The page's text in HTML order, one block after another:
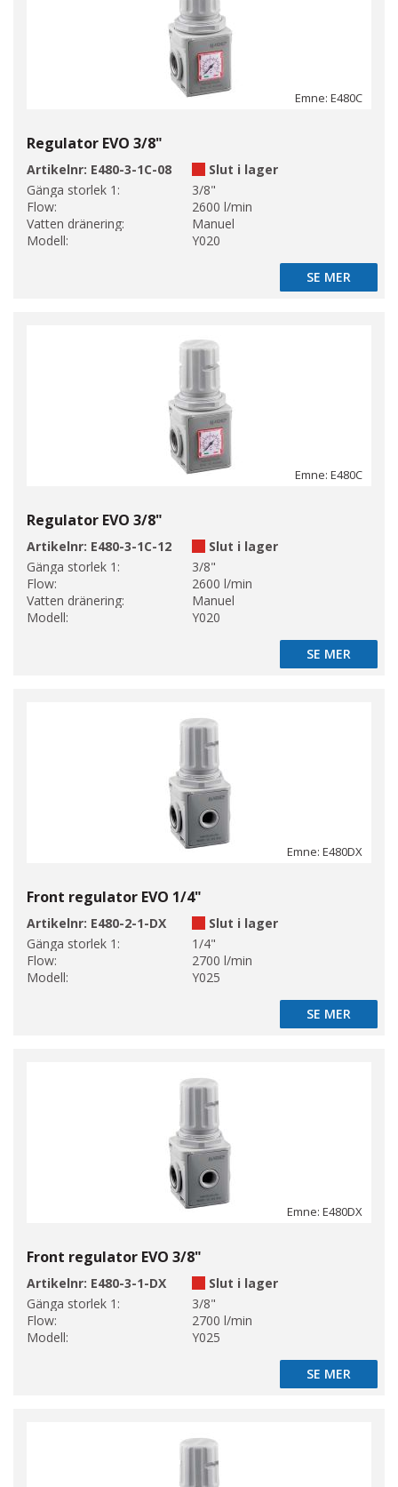
Emne: E480C
Regulator EVO 3/8"
Artikelnr: E480-3-1C-08
Slut i lager
Gänga storlek 1:
3/8"
Flow:
2600 l/min
Vatten dränering:
Manuel
Modell:
Y020
SE MER
SE MER
Emne: E480C
Regulator EVO 3/8"
Artikelnr: E480-3-1C-12
Slut i lager
Gänga storlek 1:
3/8"
Flow:
2600 l/min
Vatten dränering:
Manuel
Modell:
Y020
SE MER
SE MER
Emne: E480DX
Front regulator EVO 1/4"
Artikelnr: E480-2-1-DX
Slut i lager
Gänga storlek 1:
1/4"
Flow:
2700 l/min
Modell:
Y025
SE MER
SE MER
Emne: E480DX
Front regulator EVO 3/8"
Artikelnr: E480-3-1-DX
Slut i lager
Gänga storlek 1:
3/8"
Flow:
2700 l/min
Modell:
Y025
SE MER
SE MER